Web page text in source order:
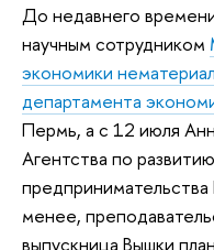
До недавнего
научным сотрудником
экономики
департамента
Пермь, а с 12 июля
Агентства по
менее,
выпускница Вышки